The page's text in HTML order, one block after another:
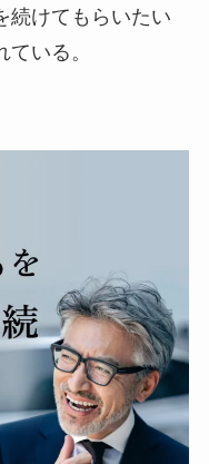
続けてもらいたい
いる。